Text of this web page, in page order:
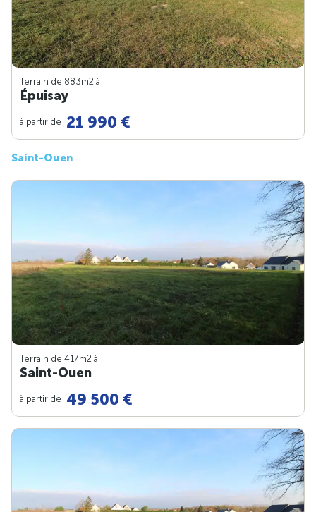
Terrain de 883m2 à
Épuisay
à partir de 21 990 €
Saint-Ouen
Terrain de 417m2 à
Saint-Ouen
à partir de 49 500 €